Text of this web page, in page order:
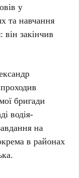
у
та навчання
він закінчив
бригади
водія-
на
в районах
.